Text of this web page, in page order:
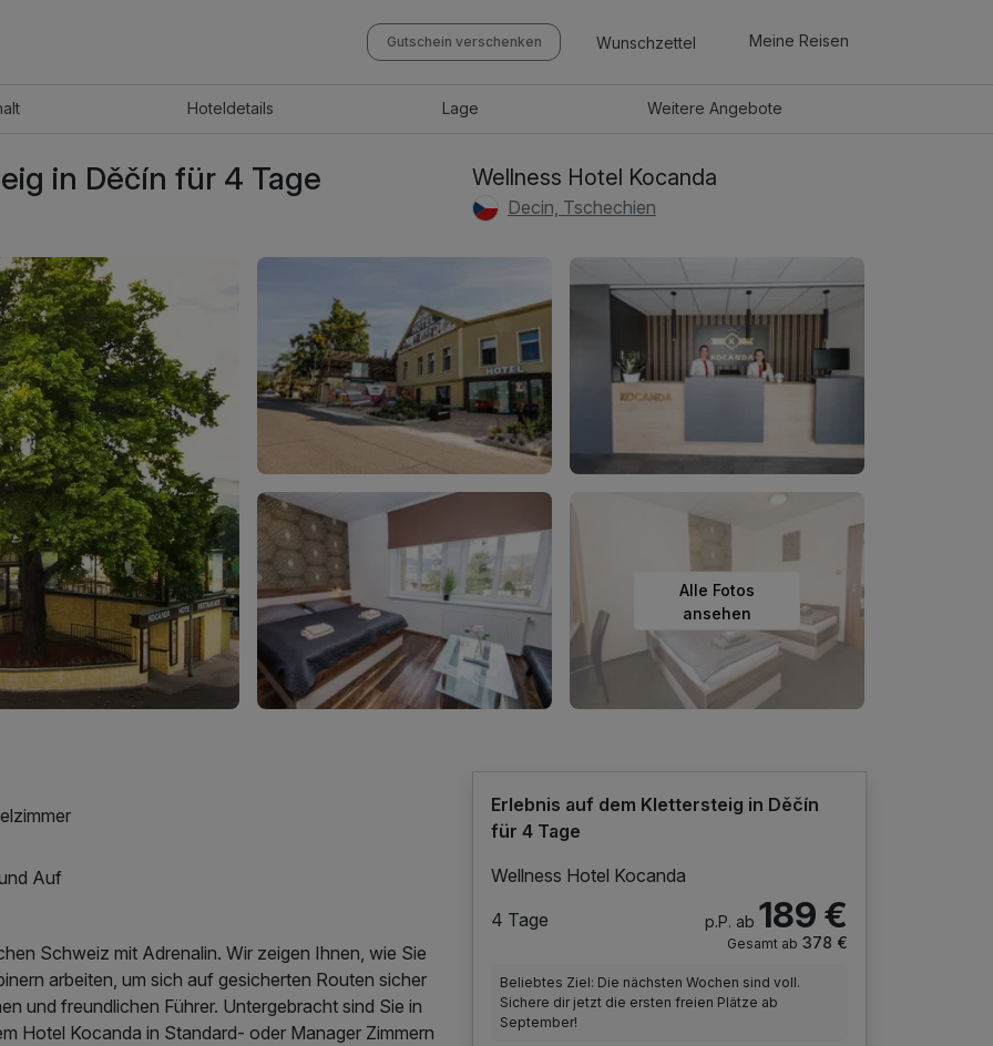
Gutschein verschenken Wunschzettel Meine Reisen
Hoteldetails Lage WeitereAngebote
in Děčín für 4 Tage Wellness Hotel Kocanda
Decin, Tschechien
Alle Fotos
ansehen
Auf
Schweiz mit Adrenalin. Wir zeigen Ihnen, wie Sie
arbeiten, um sich auf gesicherten Routen sicher
und freundlichen Führer. Untergebracht sind Sie in
Hotel Kocanda in Standard- oder Manager Zimmern
Erlebnis auf dem Klettersteig in Děčín
für 4 Tage
Wellness Hotel Kocanda
4 Tage
p.P. ab 189 €
Gesamt ab 378 €
Beliebtes Ziel: Die nächsten Wochen sind voll.
Sichere dir jetzt die ersten freien Plätze ab
September!